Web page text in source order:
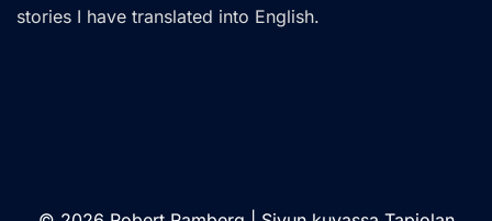
stories I have translated into English.